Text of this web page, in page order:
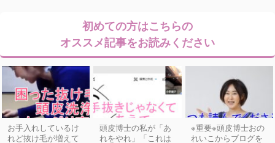
初めての方はこちらの
オススメ記事をお読みください
お手入れしているけ
れど抜け毛が増えて
頭皮博士の私が「あ
れをやれ」「これは
※重要※頭皮博士おの
れいこからブログを